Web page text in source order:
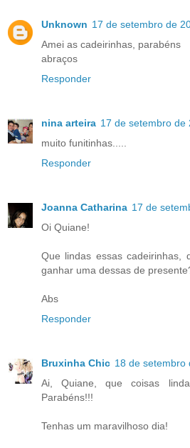
Unknown 17 de setembro de
Amei as cadeirinhas, parabéns
abraços
Responder
nina arteira 17 de setembro de
muito funitinhas.....
Responder
Joanna Catharina 17 de
Oi Quiane!
Que lindas essas
ganhar uma dessas de
Abs
Responder
Bruxinha Chic 18 de setembro
Ai, Quiane, que coisas
Parabéns!!!
Tenhas um maravilhoso dia!